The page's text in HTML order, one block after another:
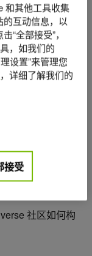
究人员和创造者
做。体验
上的其他功
一级应用程序和
的人参加。在会
讨论
组.
社区如何构
和其他工具收集
互动信息，以
“全部接受”，
，如我们的
设置”来管理您
，详细了解我们的
接受